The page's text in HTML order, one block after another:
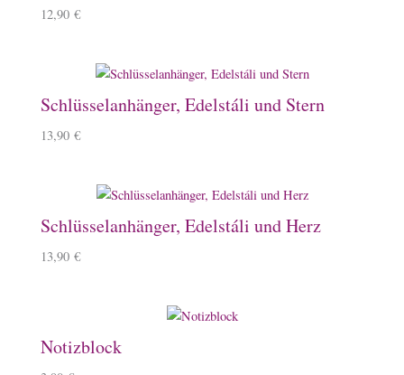
12,90 €
Schlüsselanhänger, Edelstáli und Stern
13,90 €
Schlüsselanhänger, Edelstáli und Herz
13,90 €
Notizblock